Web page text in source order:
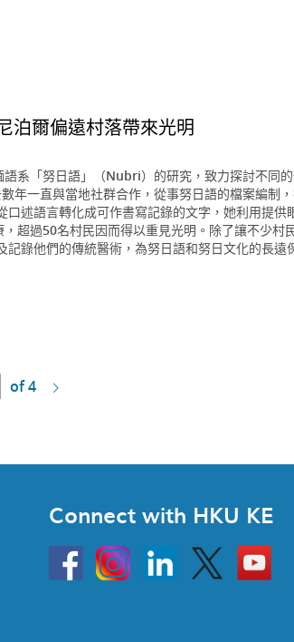
泊爾偏遠村落帶來光明
語系「努日語」（Nubri）的研究，致力探討不同
年一直與當地社群合作，從事努日語的檔案編制
述語言轉化成可作書寫記錄的文字，她利用提供
超過50名村民因而得以重見光明。除了讓不少村
錄他們的傳統醫術，為努日語和努日文化的長遠
of 4
Connect with HKU KE
HKU
InstagramLinkedin Twitter
Go
to
HKU